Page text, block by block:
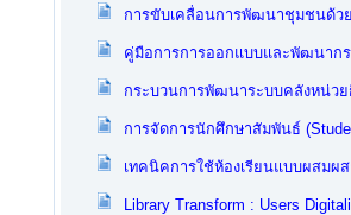
การขับเคลื่อนการพัฒนาชุมชนด้ว
คู่มือการการออกแบบและพัฒนาก
กระบวนการพัฒนาระบบคลังหน่วย
การจัดการนักศึกษาสัมพันธ์
เทคนิคการใช้ห้องเรียนแบบผสมผ
Library Transform : Users